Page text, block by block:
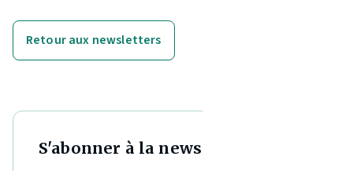
Retour aux newsletters
S'abonner à la newsletter